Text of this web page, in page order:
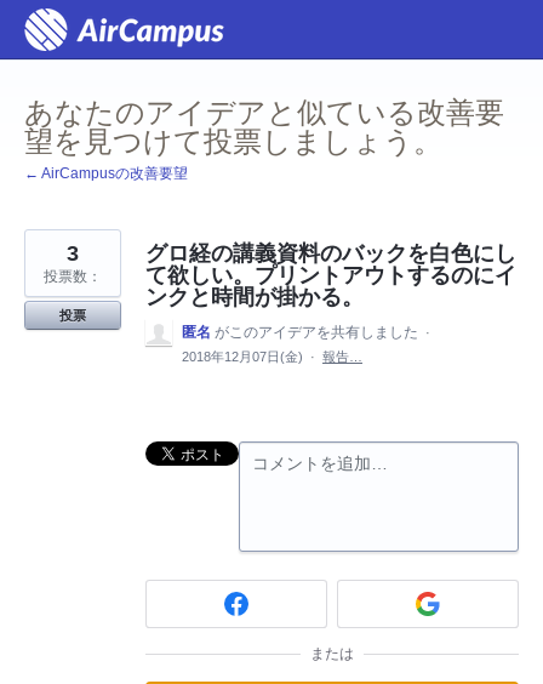
コ
ン
テ
へ
ス
キ
プ
あなたのアイデアと似ている改善要
望を見つけて投票しましょう。
← AirCampusの改善要望
グロ経の講義資料のバックを白色にし
て欲しい。プリントアウトするのにイ
ンクと時間が掛かる。
3
投票数：
投票
匿名 がこのアイデアを共有しました
·
2018年12月07日(金)
· 報告…
コメントを追加…
または